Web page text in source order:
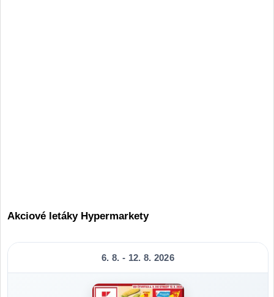
Akciové letáky Hypermarkety
6. 8. - 12. 8. 2026